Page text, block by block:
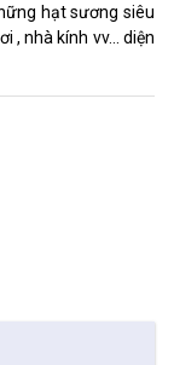
hạt sương siêu
, nhà kính vv... diện